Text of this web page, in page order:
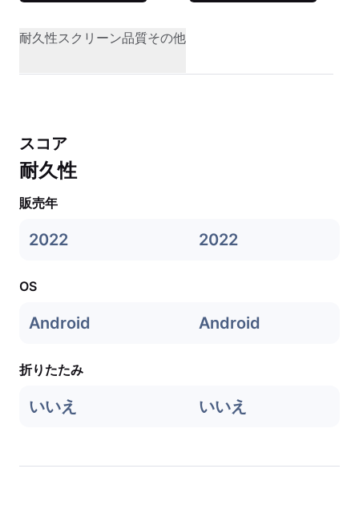
耐久性スクリーン品質その他
スコア
耐久性
販売年
2022 2022
OS
Android Android
折りたたみ
いいえ いいえ